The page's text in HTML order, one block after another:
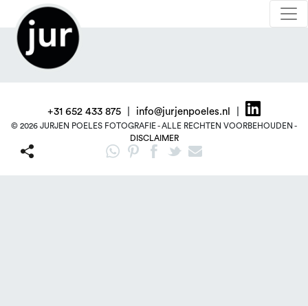
+31 652 433 875 info@jurjenpoeles.nl
© 2026 JURJEN POELES FOTOGRAFIE - ALLE RECHTEN VOORBEHOUDEN -
DISCLAIMER
WhatsAppPinterestFacebook
Twitter